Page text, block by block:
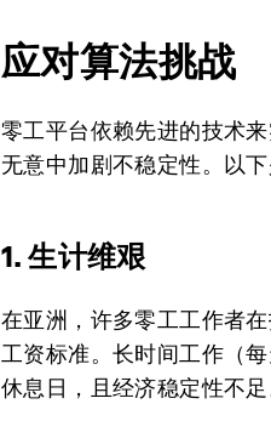
应对算法挑战
零工平台依赖先进的技术
无意中加剧不稳定性。以
1. 生计维艰
在亚洲，许多零工工作者
工资标准。长时间工作（
休息日，且经济稳定性不足